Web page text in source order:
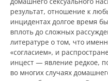
результат, отношение к
инцидентах долгое время
вплоть до сложных
литературе о том, что
«согласием», и
инцест — явление редкое,
во многих случаях